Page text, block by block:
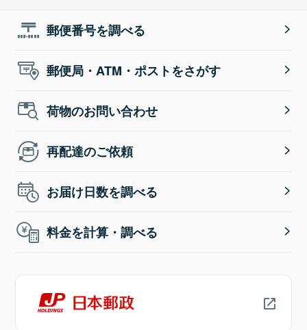
郵便番号を調べる
郵便局・ATM・ポストをさがす
荷物のお問い合わせ
再配達のご依頼
お届け日数を調べる
料金を計算・調べる